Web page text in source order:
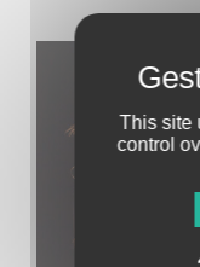
This site
control